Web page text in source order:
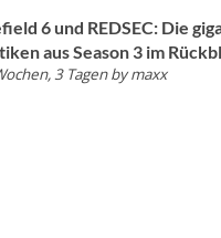
6 und REDSEC: Die
aus Season 3 im
3 Tagen bymaxx